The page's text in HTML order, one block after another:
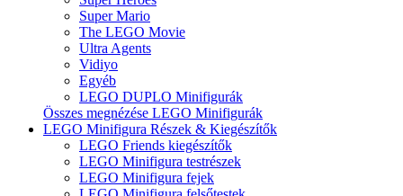
Super Mario
The LEGO Movie
Ultra Agents
Vidiyo
Egyéb
LEGO DUPLO Minifigurák
Összes megnézése LEGO Minifigurák
LEGO Minifigura Részek & Kiegészítők
LEGO Friends kiegészítők
LEGO Minifigura testrészek
LEGO Minifigura fejek